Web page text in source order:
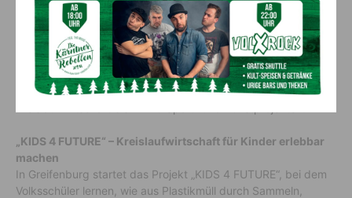
Projekte
Rund1,6 Millionen Eurostehen 2025 für die Umsetzung von
30 Projekten in der Region Großglockner-Mölltal/Oberes
Drautal zur Verfügung. Die Bandbreite reicht von innovativer
„KIDS 4 FUTURE“ – Kreislaufwirtschaft für Kinder erlebbar
machen
In Greifenburg startet das Projekt „KIDS 4 FUTURE“, bei dem
Volksschüler lernen, wie aus Plastikmüll durch Sammeln,